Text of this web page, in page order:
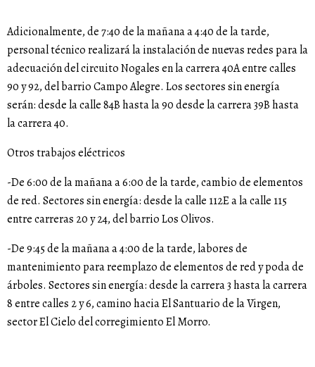
Adicionalmente, de 7:40 de la mañana a 4:40 de la tarde,
personal técnico realizará la instalación de nuevas redes para la
adecuación del circuito Nogales en la carrera 40A entre calles
90 y 92, del barrio Campo Alegre. Los sectores sin energía
serán: desde la calle 84B hasta la 90 desde la carrera 39B hasta
la carrera 40.
Otros trabajos eléctricos
-De 6:00 de la mañana a 6:00 de la tarde, cambio de elementos
de red. Sectores sin energía: desde la calle 112E a la calle 115
entre carreras 20 y 24, del barrio Los Olivos.
-De 9:45 de la mañana a 4:00 de la tarde, labores de
mantenimiento para reemplazo de elementos de red y poda de
árboles. Sectores sin energía: desde la carrera 3 hasta la carrera
8 entre calles 2 y 6, camino hacia El Santuario de la Virgen,
sector El Cielo del corregimiento El Morro.